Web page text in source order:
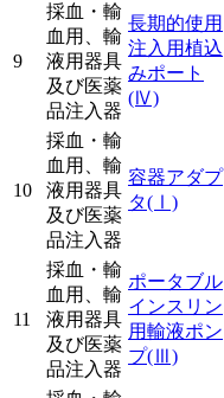
9
採血・輸
血用、輸
液用器具
及び医薬
品注入器
長期的使用
注入用植込
みポート
(Ⅳ)
10
採血・輸
血用、輸
液用器具
及び医薬
品注入器
容器アダプ
タ(Ⅰ)
11
採血・輸
血用、輸
液用器具
及び医薬
品注入器
ポータブル
インスリン
用輸液ポン
プ(Ⅲ)